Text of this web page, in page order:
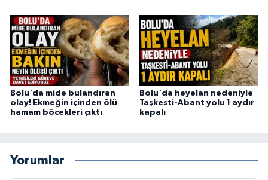
Bolu'da mide bulandıran
olay! Ekmeğin içinden ölü
hamam böcekleri çıktı
Bolu'da heyelan nedeniyle
Taşkesti-Abant yolu 1 aydır
kapalı
Yorumlar